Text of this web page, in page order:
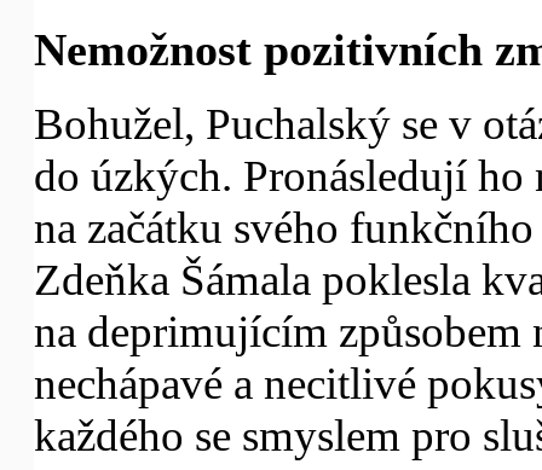
Nemožnost pozitivních
Bohužel, Puchalský se v
do úzkých. Pronásledují
na začátku svého
Zdeňka Šámala poklesla
na deprimujícím
nechápavé a necitlivé
každého se smyslem pro